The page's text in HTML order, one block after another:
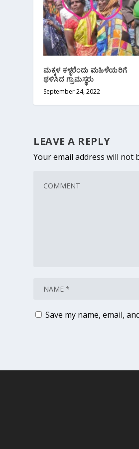
ಮಕ್ಕಳ ಕಳ್ಳರೆಂದು ಮಹಿಳೆಯರಿಗೆ
ಥಳಿಸಿದ ಗ್ರಾಮಸ್ಥರು
September 24, 2022
LEAVE A REPLY
Your email address will not
Save my name, email,